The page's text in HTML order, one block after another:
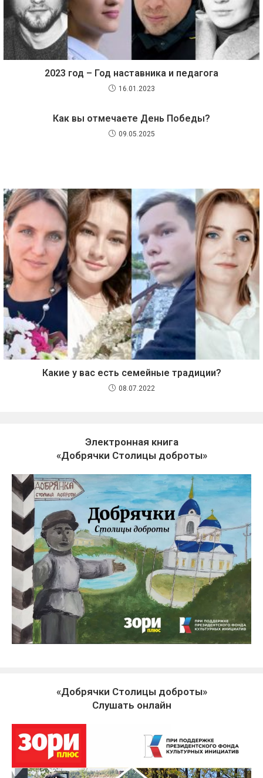
2023 год – Год наставника и педагога
16.01.2023
Как вы отмечаете День Победы?
09.05.2025
Какие у вас есть семейные традиции?
08.07.2022
Электронная книга
«Добрячки Столицы доброты»
«Добрячки Столицы доброты»
Слушать онлайн